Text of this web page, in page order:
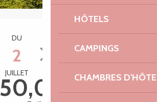
HÔTELS
CAMPINGS
CHAMBRES
DU
2
JUILLET
27
AOÛT
50,00 €